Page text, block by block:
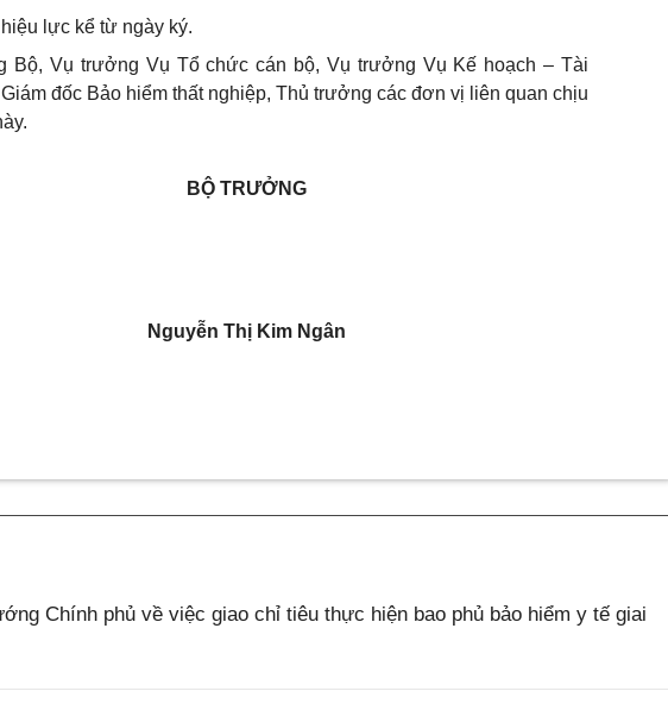
lực kể từ ngày ký.
Bộ, Vụ trưởng Vụ Tổ chức cán bộ, Vụ trưởng Vụ Kế hoạch – Tài
đốc Bảo hiểm thất nghiệp, Thủ trưởng các đơn vị liên quan chịu
BỘ TRƯỞNG
Nguyễn Thị Kim Ngân
Chính phủ về việc giao chỉ tiêu thực hiện bao phủ bảo hiểm y tế giai